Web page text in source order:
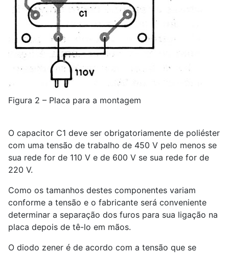
Figura 2 – Placa para a montagem
O capacitor C1 deve ser obrigatoriamente de poliéster
com uma tensão de trabalho de 450 V pelo menos se
sua rede for de 110 V e de 600 V se sua rede for de
220 V.
Como os tamanhos destes componentes variam
conforme a tensão e o fabricante será conveniente
determinar a separação dos furos para sua ligação na
placa depois de tê-lo em mãos.
O diodo zener é de acordo com a tensão que se